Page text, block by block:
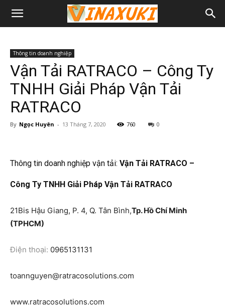
Thông tin doanh nghiệp
Vận Tải RATRACO – Công Ty
TNHH Giải Pháp Vận Tải
RATRACO
By Ngọc Huyên - 13 Tháng 7, 2020 760 0
Thông tin doanh nghiệp vận tải: Vận Tải RATRACO –
Công Ty TNHH Giải Pháp Vận Tải RATRACO
21Bis Hậu Giang, P. 4, Q. Tân Bình,Tp. Hồ Chí Minh
(TPHCM)
Điện thoại: 0965131131
toannguyen@ratracosolutions.com
www.ratracosolutions.com